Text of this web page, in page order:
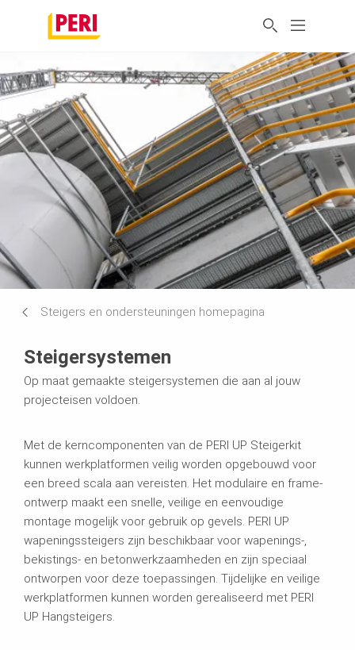
Steigers en ondersteuningen homepagina
Steigersystemen
Op maat gemaakte steigersystemen die aan al jouw
projecteisen voldoen.
Met de kerncomponenten van de PERI UP Steigerkit
kunnen werkplatformen veilig worden opgebouwd voor
een breed scala aan vereisten. Het modulaire en frame-
ontwerp maakt een snelle, veilige en eenvoudige
montage mogelijk voor gebruik op gevels. PERI UP
wapeningssteigers zijn beschikbaar voor wapenings-,
bekistings- en betonwerkzaamheden en zijn speciaal
ontworpen voor deze toepassingen. Tijdelijke en veilige
werkplatformen kunnen worden gerealiseerd met PERI
UP Hangsteigers.